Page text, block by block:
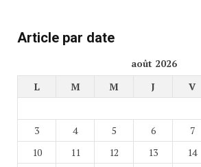
Article par date
août 2026
L
M M J V
3
4 5 6 7
10
11 12 13 14